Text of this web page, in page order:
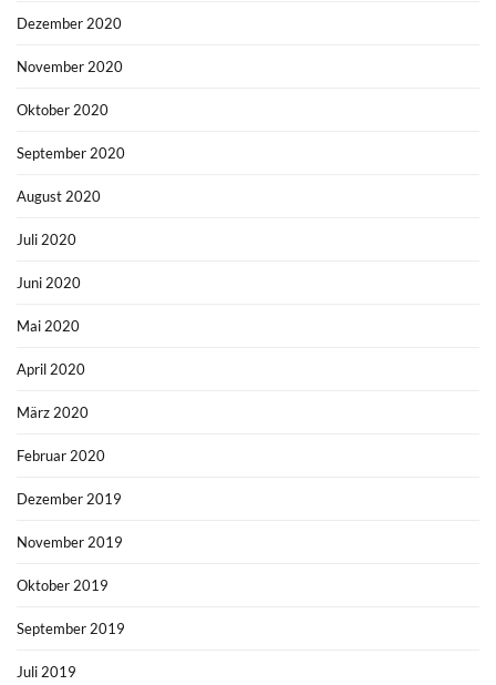
Dezember 2020
November 2020
Oktober 2020
September 2020
August 2020
Juli 2020
Juni 2020
Mai 2020
April 2020
März 2020
Februar 2020
Dezember 2019
November 2019
Oktober 2019
September 2019
Juli 2019